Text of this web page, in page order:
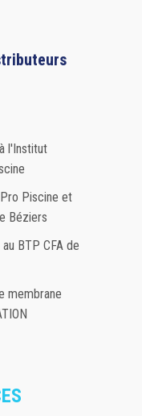
l'Institut
Piscine et
Béziers
BTP CFA de
membrane